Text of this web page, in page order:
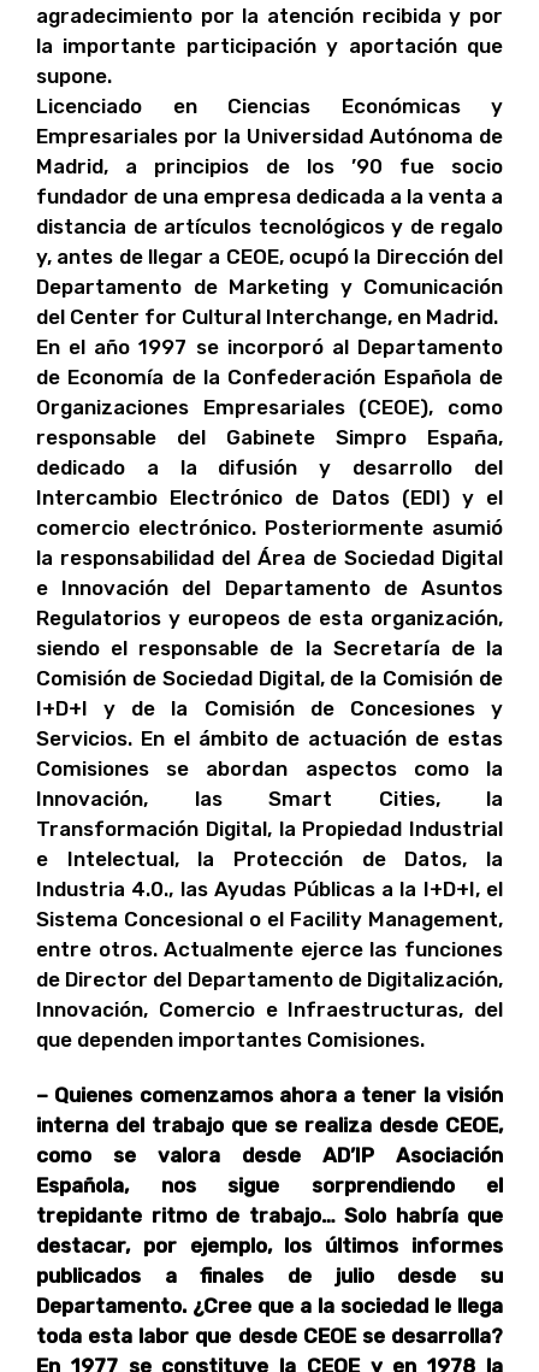
agradecimiento por la atención recibida y por
la importante participación y aportación que
supone.
Licenciado en Ciencias Económicas y
Empresariales por la Universidad Autónoma de
Madrid, a principios de los ’90 fue socio
fundador de una empresa dedicada a la venta a
distancia de artículos tecnológicos y de regalo
y, antes de llegar a CEOE, ocupó la Dirección del
Departamento de Marketing y Comunicación
del Center for Cultural Interchange, en Madrid.
En el año 1997 se incorporó al Departamento
de Economía de la Confederación Española de
Organizaciones Empresariales (CEOE), como
responsable del Gabinete Simpro España,
dedicado a la difusión y desarrollo del
Intercambio Electrónico de Datos (EDI) y el
comercio electrónico. Posteriormente asumió
la responsabilidad del Área de Sociedad Digital
e Innovación del Departamento de Asuntos
Regulatorios y europeos de esta organización,
siendo el responsable de la Secretaría de la
Comisión de Sociedad Digital, de la Comisión de
I+D+I y de la Comisión de Concesiones y
Servicios. En el ámbito de actuación de estas
Comisiones se abordan aspectos como la
Innovación, las Smart Cities, la
Transformación Digital, la Propiedad Industrial
e Intelectual, la Protección de Datos, la
Industria 4.0., las Ayudas Públicas a la I+D+I, el
Sistema Concesional o el Facility Management,
entre otros. Actualmente ejerce las funciones
de Director del Departamento de Digitalización,
Innovación, Comercio e Infraestructuras, del
que dependen importantes Comisiones.
– Quienes comenzamos ahora a tener la visión
interna del trabajo que se realiza desde CEOE,
como se valora desde AD’IP Asociación
Española, nos sigue sorprendiendo el
trepidante ritmo de trabajo… Solo habría que
destacar, por ejemplo, los últimos informes
publicados a finales de julio desde su
Departamento. ¿Cree que a la sociedad le llega
toda esta labor que desde CEOE se desarrolla?
En 1977 se constituye la CEOE y en 1978 la